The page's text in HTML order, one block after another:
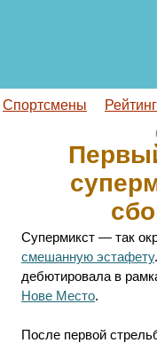
Спортсмены
Супермикст — так
смешанную эстафету
дебютировала в
Нове Место.
После первой